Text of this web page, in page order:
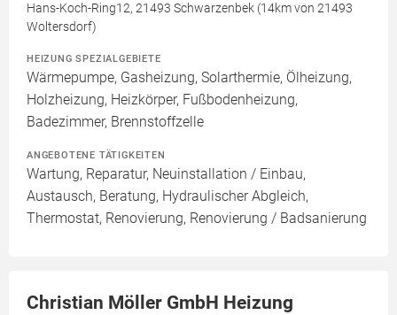
Hans-Koch-Ring12, 21493 Schwarzenbek (14km von 21493
Woltersdorf)
HEIZUNG SPEZIALGEBIETE
Wärmepumpe, Gasheizung, Solarthermie, Ölheizung,
Holzheizung, Heizkörper, Fußbodenheizung,
Badezimmer, Brennstoffzelle
ANGEBOTENE TÄTIGKEITEN
Wartung, Reparatur, Neuinstallation / Einbau,
Austausch, Beratung, Hydraulischer Abgleich,
Thermostat, Renovierung, Renovierung / Badsanierung
Christian Möller GmbH Heizung